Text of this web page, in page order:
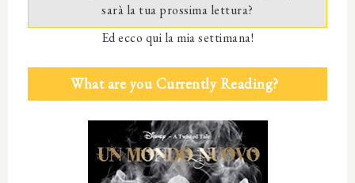
sarà la tua prossima lettura?
Ed ecco qui la mia settimana!
What are you Currently Reading?